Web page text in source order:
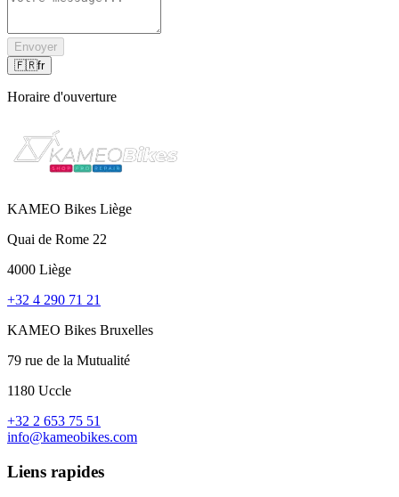
Envoyer
🇫🇷fr
Horaire d'ouverture
KAMEO Bikes Liège
Quai de Rome 22
4000 Liège
+32 4 290 71 21
KAMEO Bikes Bruxelles
79 rue de la Mutualité
1180 Uccle
+32 2 653 75 51
info@kameobikes.com
Liens rapides